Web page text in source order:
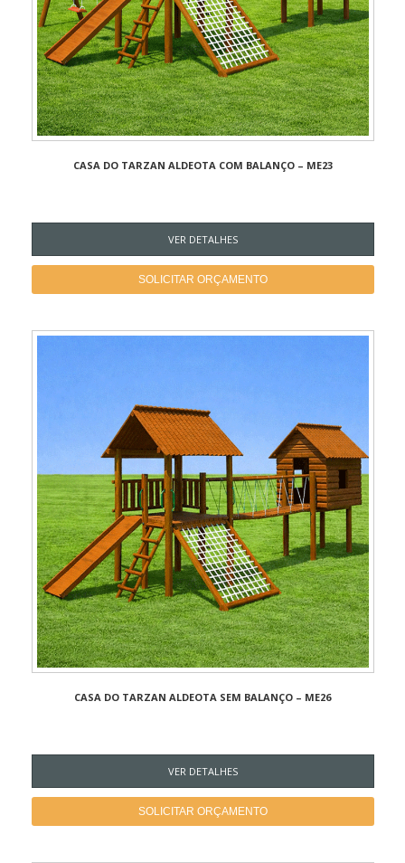
CASA DO TARZAN ALDEOTA COM BALANÇO – ME23
VER DETALHES
SOLICITAR ORÇAMENTO
CASA DO TARZAN ALDEOTA SEM BALANÇO – ME26
VER DETALHES
SOLICITAR ORÇAMENTO